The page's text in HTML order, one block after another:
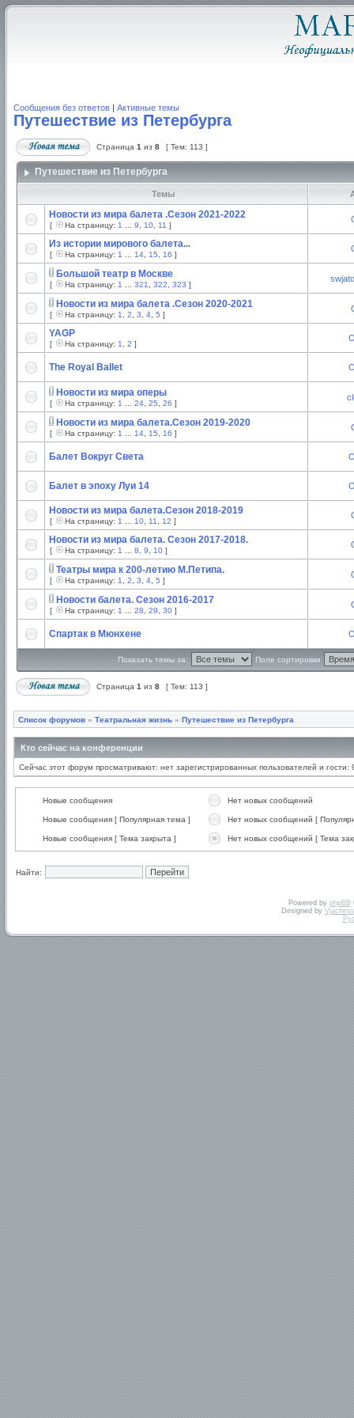
Сообщения без ответов | Активные темы
Путешествие из Петербурга
Страница 1 из 8 [ Тем: 113 ]
Путешествие из Петербурга
Темы
Новости из мира балета .Сезон 2021-2022
[ На страницу: 1 9 10 11 ]
Из истории мирового балета...
[ На страницу: 1 14 15 16 ]
Большой театр в Москве
[ На страницу: 1 321 322 323 ]
Новости из мира балета .Сезон 2020-2021
[ На страницу: 1 2 3 4 5 ]
YAGP
[ На страницу: 1 2 ]
The Royal Ballet
Новости из мира оперы
[ На страницу: 1 24 25 26 ]
Новости из мира балета.Сезон 2019-2020
[ На страницу: 1 14 15 16 ]
Балет Вокруг Света
Балет в эпоху Луи 14
Новости из мира балета.Сезон 2018-2019
[ На страницу: 1 10 11 12 ]
Новости из мира балета. Сезон 2017-2018.
[ На страницу: 1 8 9 10 ]
Театры мира к 200-летию М.Петипа.
[ На страницу: 1 2 3 4 5 ]
Новости балета. Сезон 2016-2017
[ На страницу: 1 28 29 30 ]
Спартак в Мюнхене
Показать темы за: Поле сортировки
Страница 1 из 8 [ Тем: 113 ]
Список форумов » Театральная жизнь » Путешествие из Петербурга
Кто сейчас на конференции
Сейчас этот форум просматривают: нет зарегистрированных пользователей и гости:
Новые сообщения Нет новых сообщений
Новые сообщения [ Популярная тема ] Нет новых сообщений [
Новые сообщения [ Тема закрыта ] Нет новых сообщений [ Тема
Найти:
Powered by phpBB
Designed by